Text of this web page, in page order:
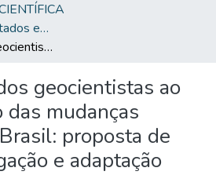
Trabalhos Apresentados em Eventos
Contribuição dos geocientistas ao conhecimento das mudanças climáticas no Brasil: proposta de ações de mitigação e adaptação
geocientistas ao
mudanças
proposta de
e adaptação